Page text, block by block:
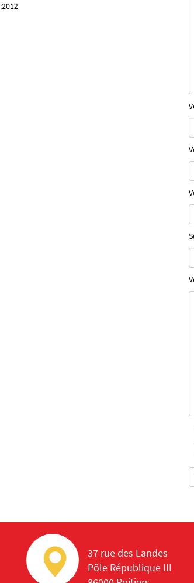
37 rue des Landes
Pôle République III